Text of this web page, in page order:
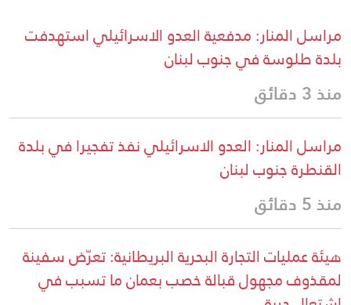
مراسل المنار: مدفعية العدو الاسرائيلي استهدفت
بلدة طلوسة في جنوب لبنان
منذ 3 دقائق
مراسل المنار: العدو الاسرائيلي نفذ تفجيرا في بلدة
القنطرة جنوب لبنان
منذ 5 دقائق
هيئة عمليات التجارة البحرية البريطانية: تعرّض سفينة
لمقذوف مجهول قبالة خصب بعمان ما تسبب في